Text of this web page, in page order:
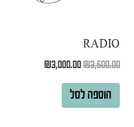
RADIO
₪3,500.00
₪3,000.00
הוספה לסל